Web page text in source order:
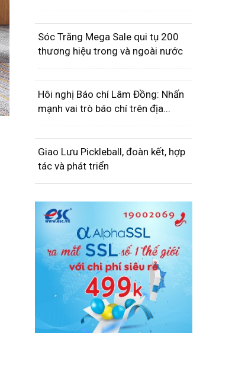
Sóc Trăng Mega Sale qui tụ 200
thương hiệu trong và ngoài nước
Hôi nghị Báo chí Lâm Đồng: Nhấn
mạnh vai trò báo chí trên địa...
Giao Lưu Pickleball, đoàn kết, hợp
tác và phát triển